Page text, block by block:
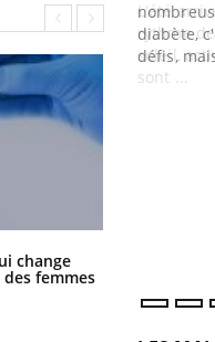
change
femmes
tout nouveau
piscine,
Nos mains
diabète,
défis,